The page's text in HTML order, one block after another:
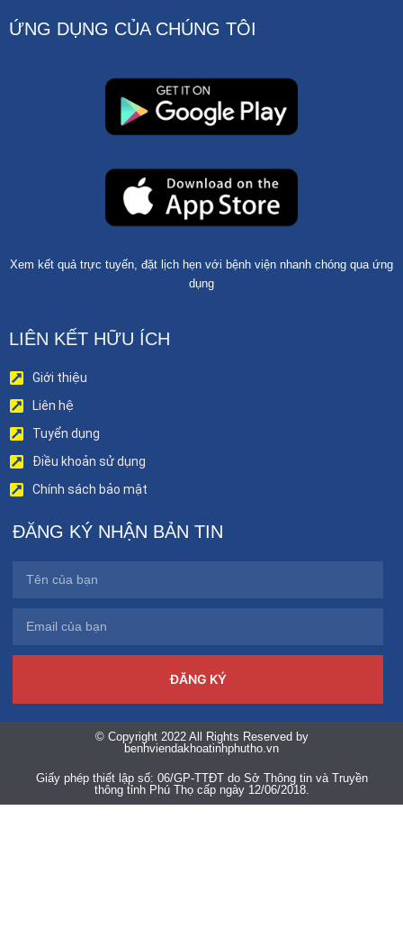
ỨNG DỤNG CỦA CHÚNG TÔI
Xem kết quả trực tuyến, đặt lịch hẹn với bệnh viện nhanh chóng qua ứng
dụng
LIÊN KẾT HỮU ÍCH
Giới thiệu
Liên hệ
Tuyển dụng
Điều khoản sử dụng
Chính sách bảo mật
ĐĂNG KÝ NHẬN BẢN TIN
ĐĂNG KÝ
© Copyright 2022 All Rights Reserved by
benhviendakhoatinhphutho.vn
Giấy phép thiết lập số: 06/GP-TTĐT do Sở Thông tin và Truyền
thông tỉnh Phú Thọ cấp ngày 12/06/2018.